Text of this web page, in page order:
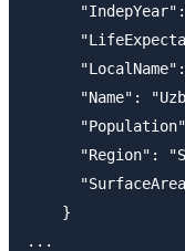
"Name":
"Region":
    }
...